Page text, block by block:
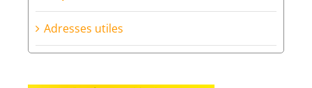
Glossaire
FAQ